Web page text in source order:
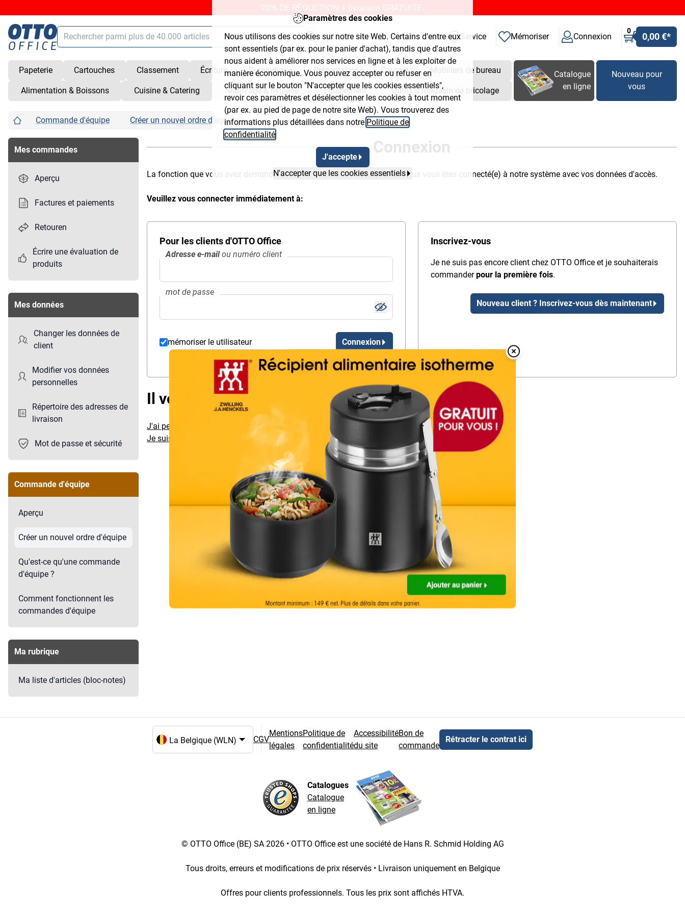
Paramètres des cookies
Nous utilisons des cookies sur notre site Web. Certains d'entre eux
sont essentiels (par ex. pour le panier d'achat), tandis que d'autres
nous aident à améliorer nos services en ligne et à les exploiter de
manière économique. Vous pouvez accepter ou refuser en
cliquant sur le bouton "N'accepter que les cookies essentiels",
revoir ces paramètres et désélectionner les cookies à tout moment
(par ex. au pied de page de notre site Web). Vous trouverez des
informations plus détaillées dans notre Politique de
confidentialité
J'accepte
N'accepter que les cookies essentiels
Overlay
Overlay Fermer
Contenu principal (Sauter la navigation)
Chercher alt + /
Panier
shift + alt +
Ouvrir/fermer les raccourcis
shift + alt + Z
20% DE RÉDUCTION + livraison GRATUITE.
Chercher
Service Mémoriser Connexion
0
0,00 €*
Papeterie Cartouches Classement Écriture Bureautique Présentation Courrier Mobiliers de bureau
Alimentation & Boissons Cuisine & Catering Nettoyage & hygiène Équipement Outils & magasin de bricolage
Catalogue
en ligne
Nouveau pour
vous
Commande d'équipe Créer un nouvel ordre d'équipe
Mes commandes
Aperçu
Factures et paiements
Retouren
Écrire une évaluation de
produits
Mes données
Changer les données de
client
Modifier vos données
personnelles
Répertoire des adresses de
livraison
Mot de passe et sécurité
Commande d'équipe
Aperçu
Créer un nouvel ordre d'équipe
Qu'est-ce qu'une commande
d'équipe ?
Comment fonctionnent les
commandes d'équipe
Ma rubrique
Ma liste d'articles (bloc-notes)
Connexion
La fonction que vous avez demandée ne sera à votre disposition que si vous vous êtes connecté(e) à notre système avec vos données d'accès.
Veuillez vous connecter immédiatement à:
Pour les clients d'OTTO Office
Adresse e-mailou numéro client
mot de passe
mémoriser le utilisateur Connexion
Inscrivez-vous
Je ne suis pas encore client chez OTTO Office et je souhaiterais
commanderpour la première fois.
Nouveau client ? Inscrivez-vous dès maintenant
Il vous manquent des donnés d’accès ?
J'ai perdu mon mot de passe !
Je suis client mais je n’ai pas encore de mot de passe.
Choix de la langue et du pays
CGV
Mentions
légales
Politique de
confidentialité
Accessibilité
du site
Bon de
commande
Rétracter le contrat ici
Catalogues
Catalogue
en ligne
© OTTO Office (BE) SA 2026 • OTTO Office est une société de Hans R. Schmid Holding AG
Tous droits, erreurs et modifications de prix réservés • Livraison uniquement en Belgique
Offres pour clients professionnels. Tous les prix sont affichés HTVA.